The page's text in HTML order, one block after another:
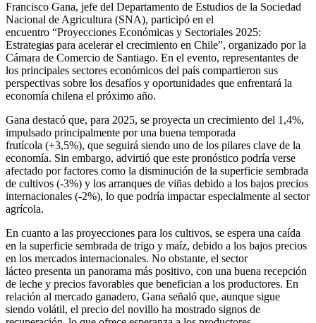
Francisco Gana, jefe del Departamento de Estudios de la Sociedad
Nacional de Agricultura (SNA), participó en el
encuentro “Proyecciones Económicas y Sectoriales 2025:
Estrategias para acelerar el crecimiento en Chile”, organizado por la
Cámara de Comercio de Santiago. En el evento, representantes de
los principales sectores económicos del país compartieron sus
perspectivas sobre los desafíos y oportunidades que enfrentará la
economía chilena el próximo año.
Gana destacó que, para 2025, se proyecta un crecimiento del 1,4%,
impulsado principalmente por una buena temporada
frutícola (+3,5%), que seguirá siendo uno de los pilares clave de la
economía. Sin embargo, advirtió que este pronóstico podría verse
afectado por factores como la disminución de la superficie sembrada
de cultivos (-3%) y los arranques de viñas debido a los bajos precios
internacionales (-2%), lo que podría impactar especialmente al sector
agrícola.
En cuanto a las proyecciones para los cultivos, se espera una caída
en la superficie sembrada de trigo y maíz, debido a los bajos precios
en los mercados internacionales. No obstante, el sector
lácteo presenta un panorama más positivo, con una buena recepción
de leche y precios favorables que benefician a los productores. En
relación al mercado ganadero, Gana señaló que, aunque sigue
siendo volátil, el precio del novillo ha mostrado signos de